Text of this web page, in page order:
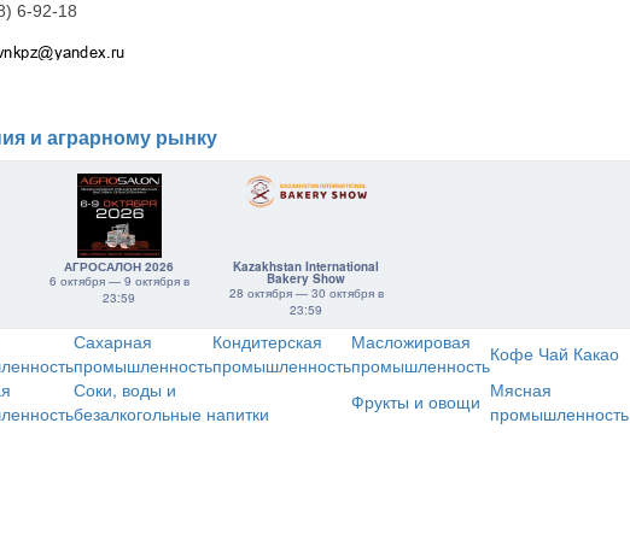
6-92-18
и аграрному рынку
АГРОСАЛОН 2026
6 октября — 9 октября в
23:59
Kazakhstan International
Bakery Show
28 октября — 30 октября в
23:59
Сахарная
промышленность
Кондитерская
промышленность
Масложировая
промышленностьКофе Чай Какао
Соки, воды и
безалкогольные напитки
Фрукты и овощи Мясная
промышленность